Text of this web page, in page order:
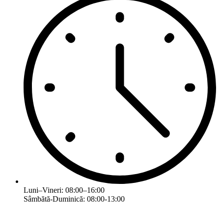
Luni–Vineri: 08:00–16:00
Sâmbătă-Duminică: 08:00-13:00